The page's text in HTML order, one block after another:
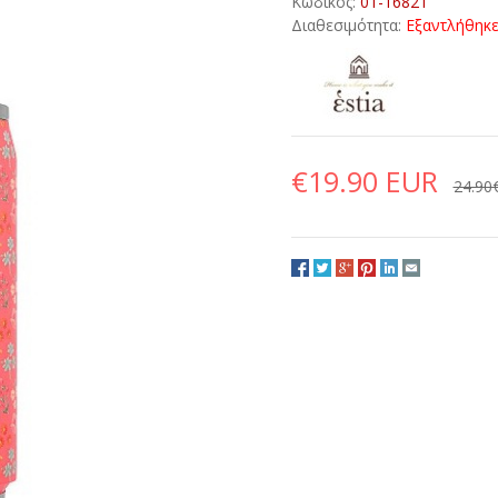
Διαθεσιμότητα: Εξαντλήθηκε
€19.90 EUR